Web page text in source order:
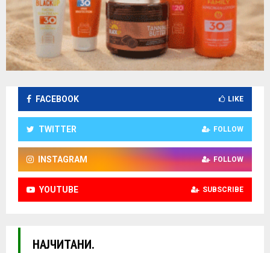
FACEBOOK LIKE
TWITTER FOLLOW
INSTAGRAM FOLLOW
YOUTUBE SUBSCRIBE
НАЈЧИТАНИ.